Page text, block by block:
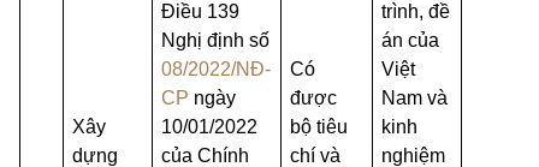
Xây
dựng
Điều 139
Nghị định số
08/2022/NĐ-
CP ngày
10/01/2022
của Chính
Có
được
bộ tiêu
chí và
trình, đề
án của
Việt
Nam và
kinh
nghiệm